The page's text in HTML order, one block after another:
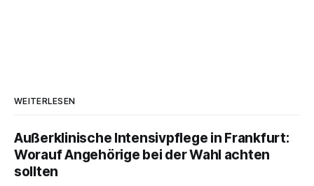
WEITERLESEN
Außerklinische Intensivpflege in Frankfurt:
Worauf Angehörige bei der Wahl achten
sollten